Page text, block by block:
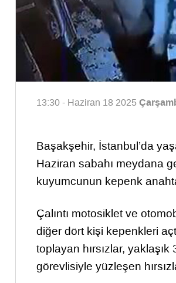
13:30 - Haziran 18 2025
Başakşehir, İstanbul’da
Haziran sabahı meydana
kuyumcunun kepenk
Çalıntı motosiklet ve
diğer dört kişi kepenkleri
toplayan hırsızlar,
görevlisiyle yüzleşen